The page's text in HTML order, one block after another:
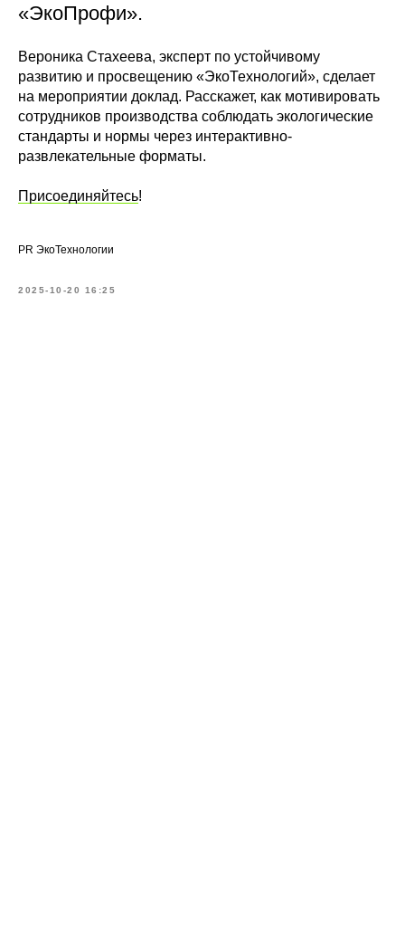
«ЭкоПрофи».
Вероника Стахеева, эксперт по устойчивому
развитию и просвещению «ЭкоТехнологий», сделает
на мероприятии доклад. Расскажет, как мотивировать
сотрудников производства соблюдать экологические
стандарты и нормы через интерактивно-
развлекательные форматы.
Присоединяйтесь!
PR ЭкоТехнологии
2025-10-20 16:25